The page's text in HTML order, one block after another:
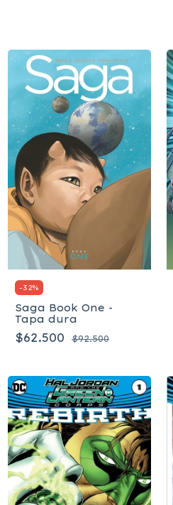
-32%
Saga Book One -
Tapa dura
$62.500 $92.500